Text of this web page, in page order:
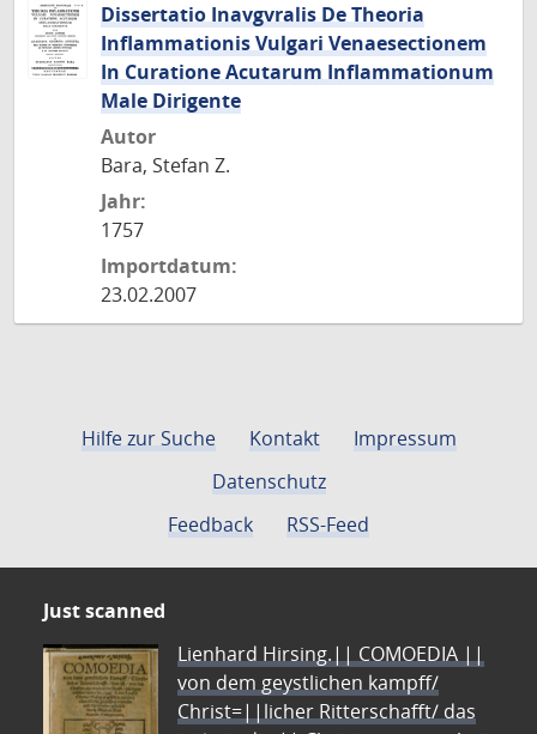
Dissertatio Inavgvralis De Theoria
Inflammationis Vulgari Venaesectionem
In Curatione Acutarum Inflammationum
Male Dirigente
Autor
Bara, Stefan Z.
Jahr:
1757
Importdatum:
23.02.2007
Hilfe zur Suche Kontakt
Impressum
Datenschutz
Feedback
RSS-Feed
Just scanned
Lienhard Hirsing.|| COMOEDIA ||
von dem geystlichen kampff/
Christ=||licher Ritterschafft/ das